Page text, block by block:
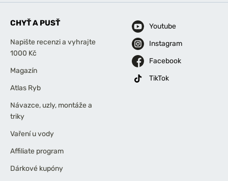
CHYŤ A PUSŤ
Napište recenzi a vyhrajte
1000 Kč
Magazín
Atlas Ryb
Návazce, uzly, montáže a
triky
Vaření u vody
Affiliate program
Dárkové kupóny
Youtube
Instagram
Facebook
TikTok